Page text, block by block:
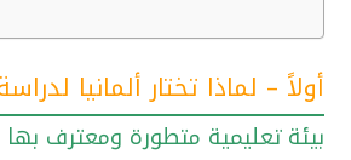
أولاً – لماذا تختار ألمانيا
بيئة تعليمية متطورة ومعترف بها